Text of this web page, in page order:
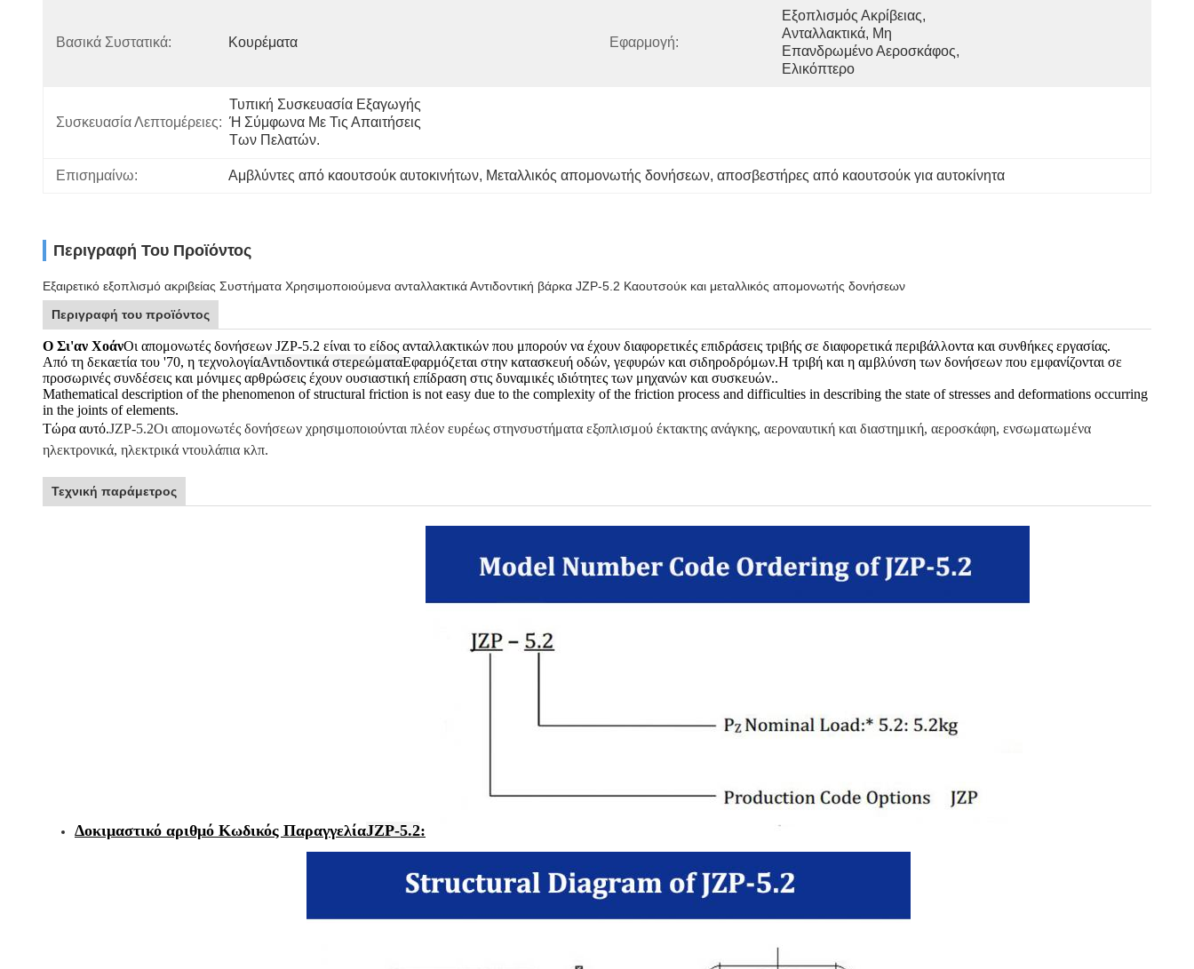
Βασικά Συστατικά: Κουρέματα Εφαρμογή:
Εξοπλισμός Ακρίβειας,
Ανταλλακτικά, Μη
Επανδρωμένο Αεροσκάφος,
Ελικόπτερο
Συσκευασία Λεπτομέρειες:
Τυπική Συσκευασία Εξαγωγής
Ή Σύμφωνα Με Τις Απαιτήσεις
Των Πελατών.
Επισημαίνω: Αμβλύντες από καουτσούκ αυτοκινήτων, Μεταλλικός απομονωτής δονήσεων, αποσβεστήρες από καουτσούκ για αυτοκίνητα
Περιγραφή Του Προϊόντος
Εξαιρετικό εξοπλισμό ακριβείας Συστήματα Χρησιμοποιούμενα ανταλλακτικά Αντιδοντική βάρκα JZP-5.2 Καουτσούκ και μεταλλικός απομονωτής δονήσεων
Περιγραφή του προϊόντος
Ο Σι'αν ΧοάνΟι απομονωτές δονήσεων JZP-5.2 είναι το είδος ανταλλακτικών που μπορούν να έχουν διαφορετικές επιδράσεις τριβής σε διαφορετικά περιβάλλοντα και συνθήκες εργασίας.
Από τη δεκαετία του '70, η τεχνολογίαΑντιδοντικά στερεώματαΕφαρμόζεται στην κατασκευή οδών, γεφυρών και σιδηροδρόμων.Η τριβή και η αμβλύνση των δονήσεων που εμφανίζονται σε
προσωρινές συνδέσεις και μόνιμες αρθρώσεις έχουν ουσιαστική επίδραση στις δυναμικές ιδιότητες των μηχανών και συσκευών..
Mathematical description of the phenomenon of structural friction is not easy due to the complexity of the friction process and difficulties in describing the state of stresses and deformations occurring
in the joints of elements.
Τώρα αυτό.JZP-5.2Οι απομονωτές δονήσεων χρησιμοποιούνται πλέον ευρέως στηνσυστήματα εξοπλισμού έκτακτης ανάγκης, αεροναυτική και διαστημική, αεροσκάφη, ενσωματωμένα
ηλεκτρονικά, ηλεκτρικά ντουλάπια κλπ.
Τεχνική παράμετρος
Δοκιμαστικό αριθμό Κωδικός ΠαραγγελίαJZP-5.2: